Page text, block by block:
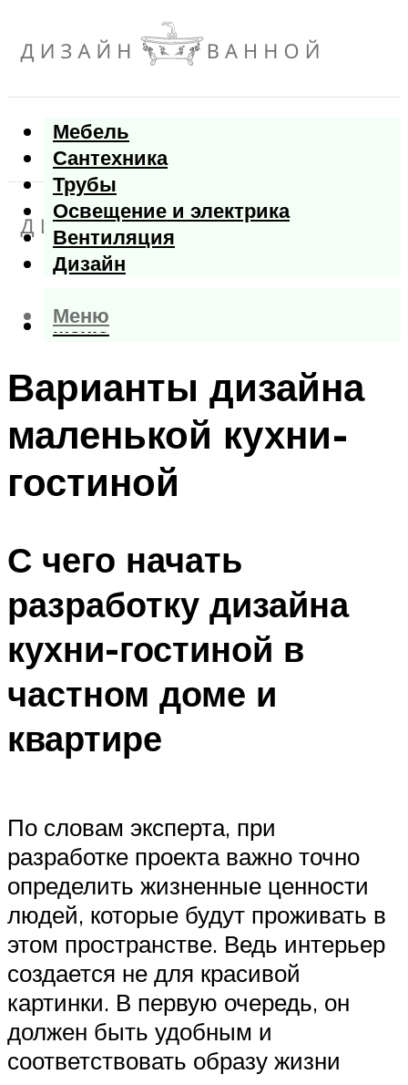
Мебель
Сантехника
Трубы
Освещение и электрика
Вентиляция
Дизайн
Меню
Меню
Варианты дизайна
маленькой кухни-
гостиной
С чего начать
разработку дизайна
кухни-гостиной в
частном доме и
квартире
По словам эксперта, при
разработке проекта важно точно
определить жизненные ценности
людей, которые будут проживать в
этом пространстве. Ведь интерьер
создается не для красивой
картинки. В первую очередь, он
должен быть удобным и
соответствовать образу жизни